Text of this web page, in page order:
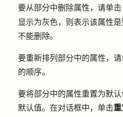
要从部分中删除属性，请单击
显示为灰色，则表示该属性是
不能删除。
要重新排列部分中的属性，
的顺序。
要将部分中的属性重置为默
默认值。在对话框中，单击